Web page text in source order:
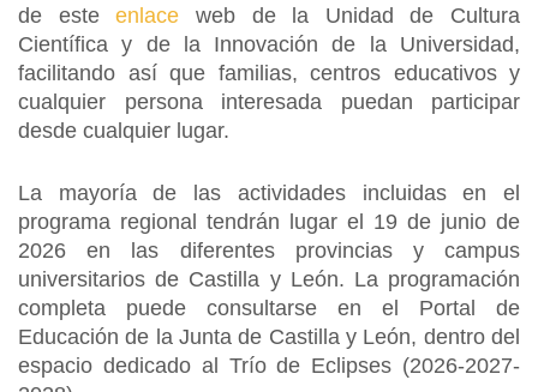
de esteenlace web de la Unidad de Cultura
Científica y de la Innovación de la Universidad,
facilitando así que familias, centros educativos y
cualquier persona interesada puedan participar
desde cualquier lugar.
La mayoría de las actividades incluidas en el
programa regional tendrán lugar el 19 de junio de
2026 en las diferentes provincias y campus
universitarios de Castilla y León. La programación
completa puede consultarse en el Portal de
Educación de la Junta de Castilla y León, dentro del
espacio dedicado al Trío de Eclipses (2026-2027-